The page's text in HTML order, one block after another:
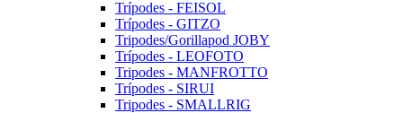
Trípodes - FEISOL
Trípodes - GITZO
Tripodes/Gorillapod JOBY
Trípodes - LEOFOTO
Tripodes - MANFROTTO
Trípodes - SIRUI
Tripodes - SMALLRIG